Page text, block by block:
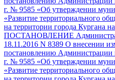
г. № 9585 «Об утверждении
«Развитие территориального
на территории города Кургана
ПОСТАНОВЛЕНИЕ
18.11.2016 N 8389 О внесении
постановлению Администрации
г. № 9585 «Об утверждении
«Развитие территориального